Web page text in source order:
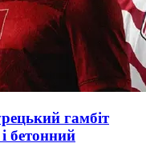
гамбіт
бетонний